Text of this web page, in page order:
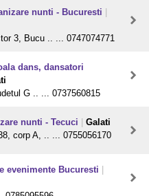
nunti - Bucuresti
3, Bucu .. ... 0747074771
dans, dansatori
G .. ... 0737560815
nunti - Tecuci
Galati
corp A, .. ... 0755056170
evenimente Bucuresti